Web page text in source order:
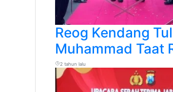
Reog Kendang
Muhammad Taat
2 tahun lalu